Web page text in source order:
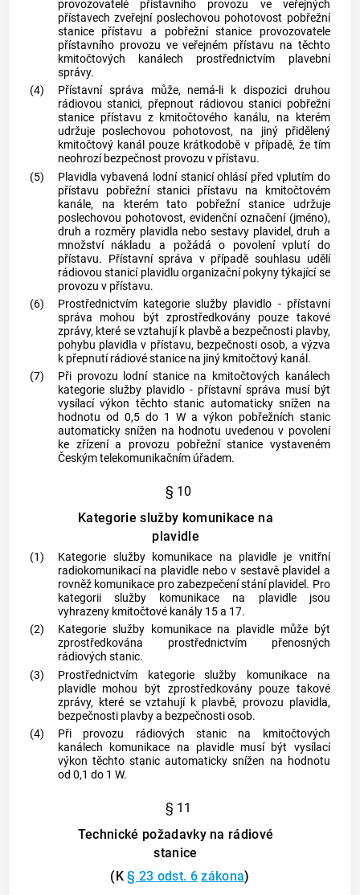
provozovatelé přístavního provozu ve veřejných
přístavech zveřejní poslechovou pohotovost pobřežní
stanicepřístavu a pobřežní stanice provozovatele
přístavního provozu ve veřejném přístavu na těchto
kmitočtových kanálech prostřednictvím plavební
správy.
(4)
Přístavní správa může, nemá-li k dispozici druhou
rádiovou stanici, přepnout rádiovou stanici pobřežní
stanicepřístavu z kmitočtového kanálu, na kterém
udržuje poslechovou pohotovost, na jiný přidělený
kmitočtový kanál pouze krátkodobě v případě, že tím
neohrozí bezpečnost provozu v přístavu.
(5)
Plavidla vybavená lodní stanicí ohlásí před vplutím do
přístavu pobřežní stanicipřístavu na kmitočtovém
kanále, na kterém tato pobřežní staniceudržuje
poslechovou pohotovost, evidenční označení (jméno),
druh a rozměry plavidla nebo sestavy plavidel, druh a
množství nákladu a požádá o povolení vplutí do
přístavu. Přístavní správa v případě souhlasu udělí
rádiovou stanicí plavidlu organizační pokyny týkající se
provozu v přístavu.
(6)
Prostřednictvím kategorie služby plavidlo - přístavní
správa mohou být zprostředkovány pouze takové
zprávy, které se vztahují k plavbě a bezpečnosti plavby,
pohybu plavidla v přístavu, bezpečnosti osob, a výzva
k přepnutí rádiové stanice na jiný kmitočtový kanál.
(7)
Při provozu lodní stanice na kmitočtových kanálech
kategorie služby plavidlo - přístavní správa musí být
vysílací výkon těchto stanic automaticky snížen na
hodnotu od 0,5 do 1 W a výkon pobřežních stanic
automaticky snížen na hodnotu uvedenou v povolení
ke zřízení a provozu pobřežní stanice vystaveném
Českým telekomunikačním úřadem.
§ 10
Kategorie služby komunikace na
plavidle
(1)
Kategorie služby komunikace na plavidle je vnitřní
radiokomunikací na plavidle nebo v sestavě plavidel a
rovněž komunikace pro zabezpečení stání plavidel. Pro
kategorii služby komunikace na plavidle jsou
vyhrazeny kmitočtové kanály 15 a 17.
(2)
Kategorie služby komunikace na plavidle může být
zprostředkována prostřednictvím přenosných
rádiových stanic.
(3)
Prostřednictvím kategorie služby komunikace na
plavidle mohou být zprostředkovány pouze takové
zprávy, které se vztahují k plavbě, provozu plavidla,
bezpečnosti plavby a bezpečnosti osob.
(4)
Při provozu rádiových stanic na kmitočtových
kanálech komunikace na plavidle musí být vysílací
výkon těchto stanic automaticky snížen na hodnotu
od 0,1 do 1 W.
§ 11
Technické požadavky na rádiové
stanice
(K§ 23 odst. 6 zákona)